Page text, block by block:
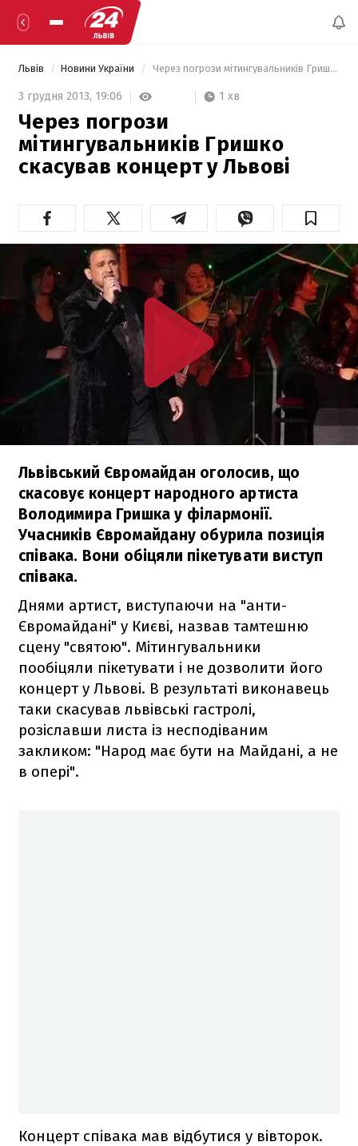
Львів Новини України Через погрози мітингувальників Гришко скасував концерт у Львові
3 грудня 2013, 19:06 1 хв
Через погрози
мітингувальників Гришко
скасував концерт у Львові
Львівський Євромайдан оголосив, що
скасовує концерт народного артиста
Володимира Гришка у філармонії.
Учасників Євромайдану обурила позиція
співака. Вони обіцяли пікетувати виступ
співака.
Днями артист, виступаючи на "анти-
Євромайдані" у Києві, назвав тамтешню
сцену "святою". Мітингувальники
пообіцяли пікетувати і не дозволити його
концерт у Львові. В результаті виконавець
таки скасував львівські гастролі,
розіславши листа із несподіваним
закликом: "Народ має бути на Майдані, а не
в опері".
Концерт співака мав відбутися у вівторок.